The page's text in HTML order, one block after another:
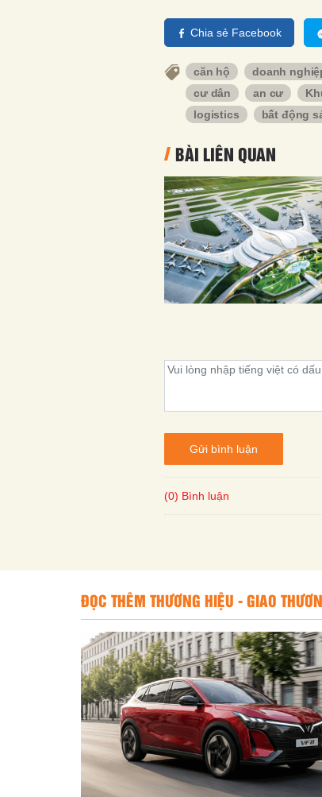
Chia sẻ Facebook
căn hộ doanh
cư dân
an cư
logistics
bất động
BÀI LIÊN QUAN
Gửi bình luận
(0) Bình luận
ĐỌC THÊM THƯƠNG HIỆU - GIAO